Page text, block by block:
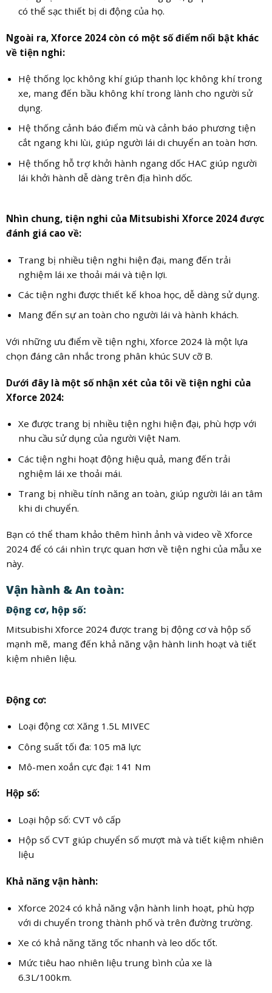
có thể sạc thiết bị di động của họ.
Ngoài ra, Xforce 2024 còn có một số điểm nổi bật khác
về tiện nghi:
Hệ thống lọc không khí giúp thanh lọc không khí trong
xe, mang đến bầu không khí trong lành cho người sử
dụng.
Hệ thống cảnh báo điểm mù và cảnh báo phương tiện
cắt ngang khi lùi, giúp người lái di chuyển an toàn hơn.
Hệ thống hỗ trợ khởi hành ngang dốc HAC giúp người
lái khởi hành dễ dàng trên địa hình dốc.
Nhìn chung, tiện nghi của Mitsubishi Xforce 2024 được
đánh giá cao về:
Trang bị nhiều tiện nghi hiện đại, mang đến trải
nghiệm lái xe thoải mái và tiện lợi.
Các tiện nghi được thiết kế khoa học, dễ dàng sử dụng.
Mang đến sự an toàn cho người lái và hành khách.
Với những ưu điểm về tiện nghi, Xforce 2024 là một lựa
chọn đáng cân nhắc trong phân khúc SUV cỡ B.
Dưới đây là một số nhận xét của tôi về tiện nghi của
Xforce 2024:
Xe được trang bị nhiều tiện nghi hiện đại, phù hợp với
nhu cầu sử dụng của người Việt Nam.
Các tiện nghi hoạt động hiệu quả, mang đến trải
nghiệm lái xe thoải mái.
Trang bị nhiều tính năng an toàn, giúp người lái an tâm
khi di chuyển.
Bạn có thể tham khảo thêm hình ảnh và video về Xforce
2024 để có cái nhìn trực quan hơn về tiện nghi của mẫu xe
này.
Vận hành & An toàn:
Động cơ, hộp số:
Mitsubishi Xforce 2024 được trang bị động cơ và hộp số
mạnh mẽ, mang đến khả năng vận hành linh hoạt và tiết
kiệm nhiên liệu.
Động cơ:
Loại động cơ: Xăng 1.5L MIVEC
Công suất tối đa: 105 mã lực
Mô-men xoắn cực đại: 141 Nm
Hộp số:
Loại hộp số: CVT vô cấp
Hộp số CVT giúp chuyển số mượt mà và tiết kiệm nhiên
liệu
Khả năng vận hành:
Xforce 2024 có khả năng vận hành linh hoạt, phù hợp
với di chuyển trong thành phố và trên đường trường.
Xe có khả năng tăng tốc nhanh và leo dốc tốt.
Mức tiêu hao nhiên liệu trung bình của xe là
6.3L/100km.